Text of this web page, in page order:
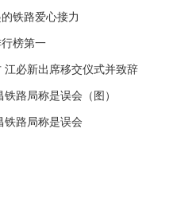
铁路爱心接力
榜第一
必新出席移交仪式并致辞
路局称是误会（图）
铁路局称是误会